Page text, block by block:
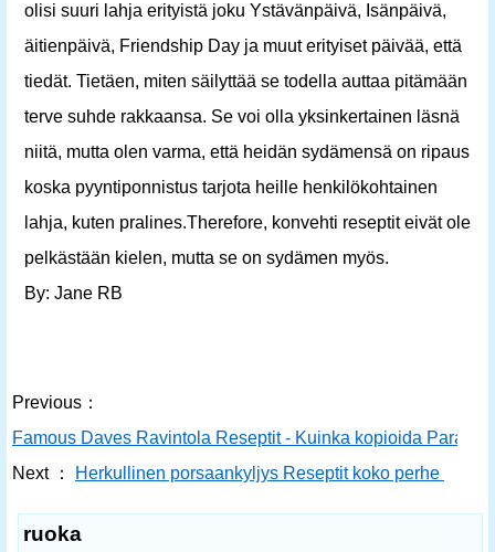
olisi suuri lahja erityistä joku Ystävänpäivä, Isänpäivä,
äitienpäivä, Friendship Day ja muut erityiset päivää, että
tiedät. Tietäen, miten säilyttää se todella auttaa pitämään
terve suhde rakkaansa. Se voi olla yksinkertainen läsnä
niitä, mutta olen varma, että heidän sydämensä on ripaus
koska pyyntiponnistus tarjota heille henkilökohtainen
lahja, kuten pralines.Therefore, konvehti reseptit eivät ole
pelkästään kielen, mutta se on sydämen myös.
By: Jane RB
Previous：
Famous Daves Ravintola Reseptit - Kuinka kopioida Paras
Next ：
Herkullinen porsaankyljys Reseptit koko perhe
ruoka